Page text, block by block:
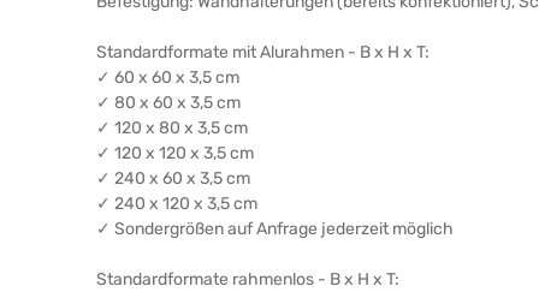
Standardformate mit Alurahmen - B x H x T:
✓ 60 x 60 x 3,5 cm
✓ 80 x 60 x 3,5 cm
✓ 120 x 80 x 3,5 cm
✓ 120 x 120 x 3,5 cm
✓ 240 x 60 x 3,5 cm
✓ 240 x 120 x 3,5 cm
✓ Sondergrößen auf Anfrage jederzeit möglich
Standardformate rahmenlos - B x H x T: